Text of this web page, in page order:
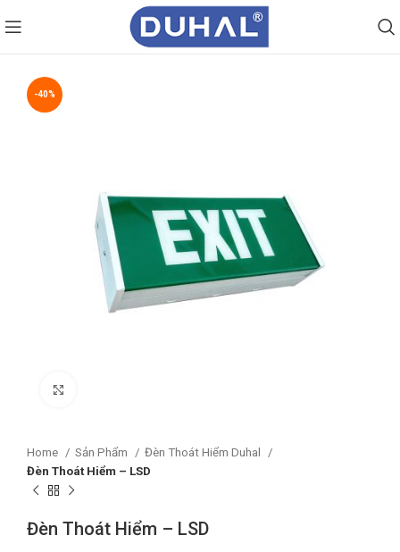
-40%
Home Sản Phẩm
Đèn Thoát Hiểm Duhal
Đèn Thoát Hiểm – LSD
Đèn Thoát Hiểm – LSD